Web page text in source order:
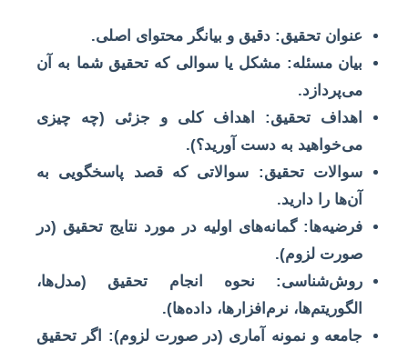
عنوان تحقیق: دقیق و بیانگر محتوای اصلی.
بیان مسئله: مشکل یا سوالی که تحقیق شما به آن
می‌پردازد.
اهداف تحقیق: اهداف کلی و جزئی (چه چیزی
می‌خواهید به دست آورید؟).
سوالات تحقیق: سوالاتی که قصد پاسخگویی به
آن‌ها را دارید.
فرضیه‌ها: گمانه‌های اولیه در مورد نتایج تحقیق (در
صورت لزوم).
روش‌شناسی: نحوه انجام تحقیق (مدل‌ها،
الگوریتم‌ها، نرم‌افزارها، داده‌ها).
جامعه و نمونه آماری (در صورت لزوم): اگر تحقیق